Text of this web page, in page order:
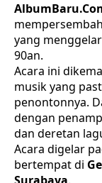
yang
90an.
Acara ini
musik yang
penontonnya.
dengan
dan deretan
Acara digelar
bertempat di